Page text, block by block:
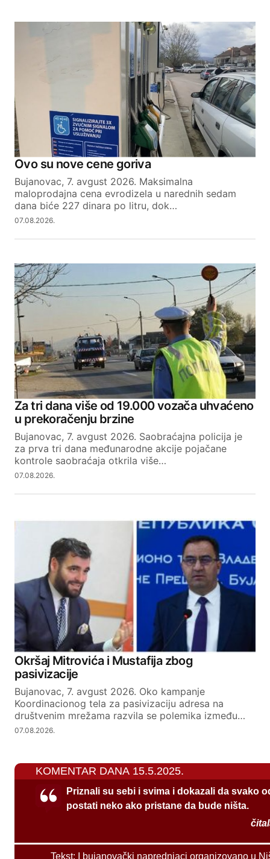
Ovo su nove cene goriva
Bujanovac, 7. avgust 2026. Maksimalna
maloprodajna cena evrodizela u narednih sedam
dana biće 227 dinara po litru, dok…
07.08.2026.
Za tri dana više od 19.000 vozača uhvaćeno
u prekoračenju brzine
Bujanovac, 7. avgust 2026. Saobraćajna policija je
za prva tri dana međunarodne akcije pojačane
kontrole saobraćaja otkrila više…
07.08.2026.
Okršaj Mitrovića i Mustafija zbog
pasivizacije
Bujanovac, 7. avgust 2026. Oko kampanje
Koordinacionog tela za pasivizaciju adresa na
društvenim mrežama razvila se polemika između…
07.08.2026.
KOMENTAR DANA 15.5.2025.
Priznali su sebi i svima i dokazali da svako
postati neko ako pristane da bude ništa.
Tekst:
I bujanovački naprednjaci organizovano u